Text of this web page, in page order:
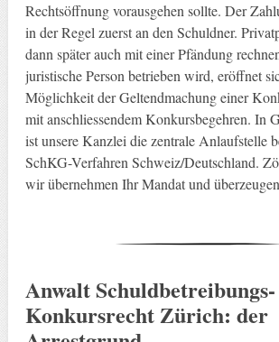
Rechtsöffnung vorausgehen sollte. Der
in der Regel zuerst an den Schuldner.
dann später auch mit einer Pfändung
juristische Person betrieben wird, eröffnet
Möglichkeit der Geltendmachung einer
mit anschliessendem Konkursbegehren. In
ist unsere Kanzlei die zentrale Anlaufstelle
SchKG-Verfahren Schweiz/Deutschland.
wir übernehmen Ihr Mandat und
Anwalt Schuldbetreibungs-
Konkursrecht Zürich: der